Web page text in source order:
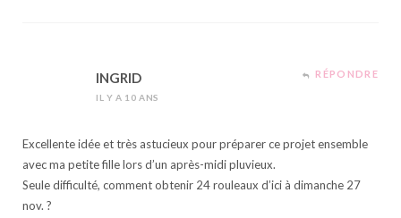
INGRID
IL Y A 10 ANS
RÉPONDRE
Excellente idée et très astucieux pour préparer ce projet ensemble
avec ma petite fille lors d’un après-midi pluvieux.
Seule difficulté, comment obtenir 24 rouleaux d’ici à dimanche 27
nov. ?